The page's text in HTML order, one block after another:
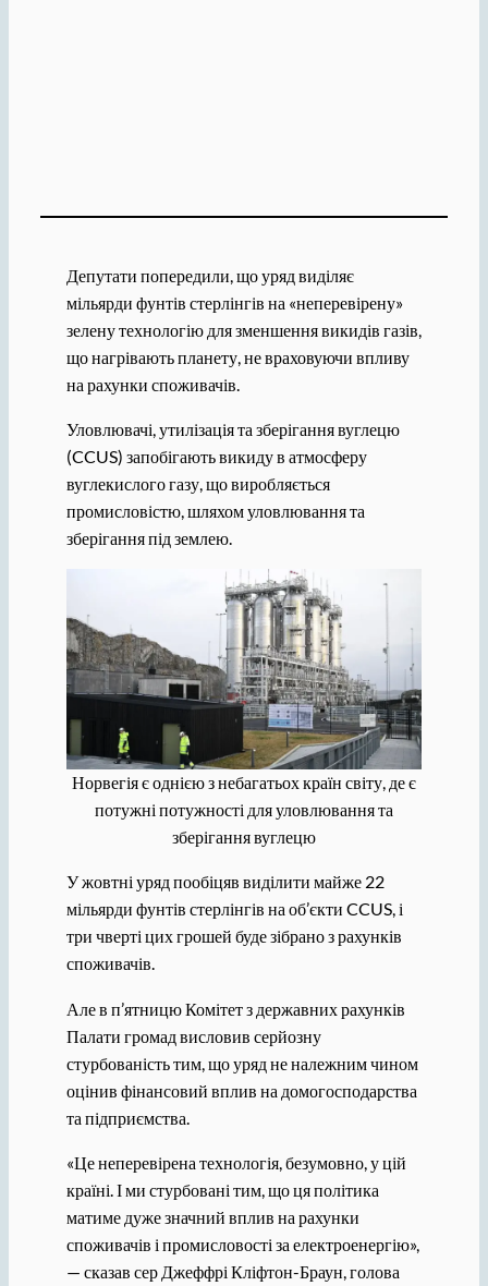
Депутати попередили, що уряд виділяє
мільярди фунтів стерлінгів на «неперевірену»
зелену технологію для зменшення викидів газів,
що нагрівають планету, не враховуючи впливу
на рахунки споживачів.
Уловлювачі, утилізація та зберігання вуглецю
(CCUS) запобігають викиду в атмосферу
вуглекислого газу, що виробляється
промисловістю, шляхом уловлювання та
зберігання під землею.
Норвегія є однією з небагатьох країн світу, де є
потужні потужності для уловлювання та
зберігання вуглецю
У жовтні уряд пообіцяв виділити майже 22
мільярди фунтів стерлінгів на об’єкти CCUS, і
три чверті цих грошей буде зібрано з рахунків
споживачів.
Але в п’ятницю Комітет з державних рахунків
Палати громад висловив серйозну
стурбованість тим, що уряд не належним чином
оцінив фінансовий вплив на домогосподарства
та підприємства.
«Це неперевірена технологія, безумовно, у цій
країні. І ми стурбовані тим, що ця політика
матиме дуже значний вплив на рахунки
споживачів і промисловості за електроенергію»,
— сказав сер Джеффрі Кліфтон-Браун, голова